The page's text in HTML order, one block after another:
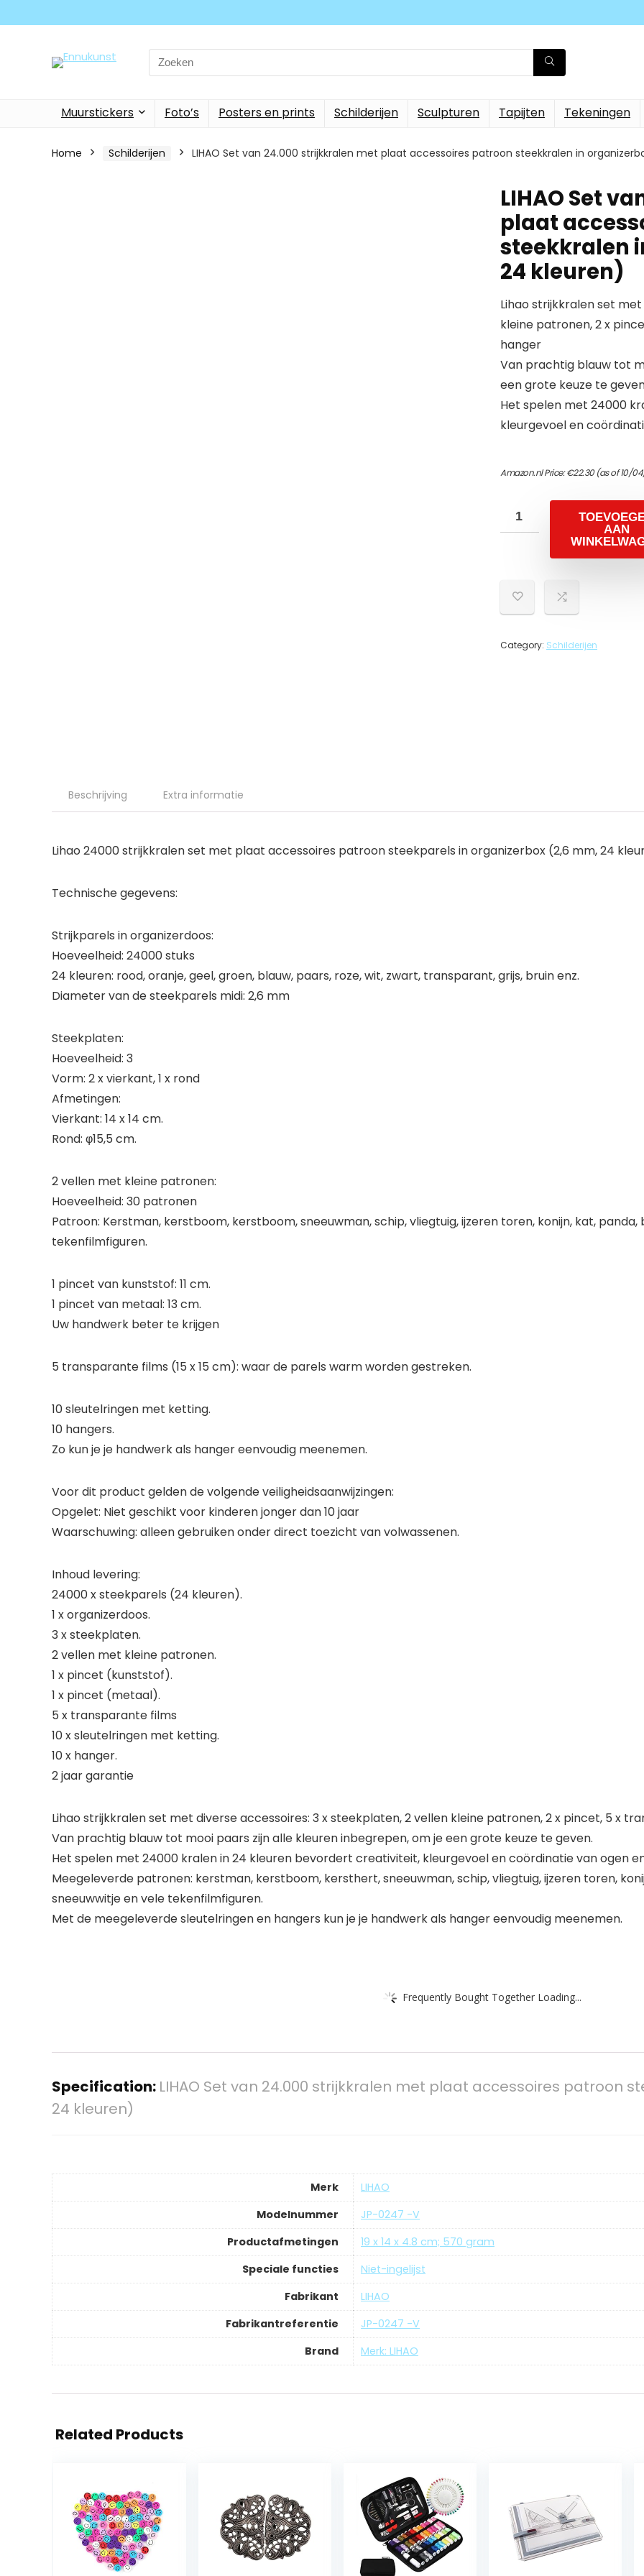
Search
for:
Muurstickers Foto’s Posters en prints Schilderijen Sculpturen Tapijten Tekeningen
Home Schilderijen LIHAO Set van 24.000 strijkkralen met plaat accessoires patroon steekkralen in
LIHAO Set
plaat
steekkralen
24 kleuren)
Lihao strijkkralen set
kleine patronen, 2 x
hanger
Van prachtig blauw tot
een grote keuze te
Het spelen met 24000
kleurgevoel en
Amazon.nl Price:€22.30(as of 10/
AAN
Category: Schilderijen
Beschrijving Extra informatie
Lihao 24000 strijkkralen set met plaat accessoires patroon steekparels in organizerbox (2,6 mm, 24
Technische gegevens:
Strijkparels in organizerdoos:
Hoeveelheid: 24000 stuks
24 kleuren: rood, oranje, geel, groen, blauw, paars, roze, wit, zwart, transparant, grijs, bruin enz.
Diameter van de steekparels midi: 2,6 mm
Steekplaten:
Hoeveelheid: 3
Vorm: 2 x vierkant, 1 x rond
Afmetingen:
Vierkant: 14 x 14 cm.
Rond: φ15,5 cm.
2 vellen met kleine patronen:
Hoeveelheid: 30 patronen
Patroon: Kerstman, kerstboom, kerstboom, sneeuwman, schip, vliegtuig, ijzeren toren, konijn, kat,
tekenfilmfiguren.
1 pincet van kunststof: 11 cm.
1 pincet van metaal: 13 cm.
Uw handwerk beter te krijgen
5 transparante films (15 x 15 cm): waar de parels warm worden gestreken.
10 sleutelringen met ketting.
10 hangers.
Zo kun je je handwerk als hanger eenvoudig meenemen.
Voor dit product gelden de volgende veiligheidsaanwijzingen:
Opgelet: Niet geschikt voor kinderen jonger dan 10 jaar
Waarschuwing: alleen gebruiken onder direct toezicht van volwassenen.
Inhoud levering:
24000 x steekparels (24 kleuren).
1 x organizerdoos.
3 x steekplaten.
2 vellen met kleine patronen.
1 x pincet (kunststof).
1 x pincet (metaal).
5 x transparante films
10 x sleutelringen met ketting.
10 x hanger.
2 jaar garantie
Lihao strijkkralen set met diverse accessoires: 3 x steekplaten, 2 vellen kleine patronen, 2 x pincet, 5 x
Van prachtig blauw tot mooi paars zijn alle kleuren inbegrepen, om je een grote keuze te geven.
Het spelen met 24000 kralen in 24 kleuren bevordert creativiteit, kleurgevoel en coördinatie van ogen
Meegeleverde patronen: kerstman, kerstboom, kersthert, sneeuwman, schip, vliegtuig, ijzeren toren,
sneeuwwitje en vele tekenfilmfiguren.
Met de meegeleverde sleutelringen en hangers kun je je handwerk als hanger eenvoudig meenemen.
Frequently Bought Together Loading...
Specification: LIHAO Set van 24.000 strijkkralen met plaat accessoires patroon
24 kleuren)
Merk
‎LIHAO
Modelnummer
‎JP-0247 -V
Productafmetingen
‎19 x 14 x 4.8 cm; 570 gram
Speciale functies
‎Niet-ingelijst
Fabrikant
‎LIHAO
Fabrikantreferentie
‎JP-0247 -V
Brand
Merk: LIHAO
Related Products